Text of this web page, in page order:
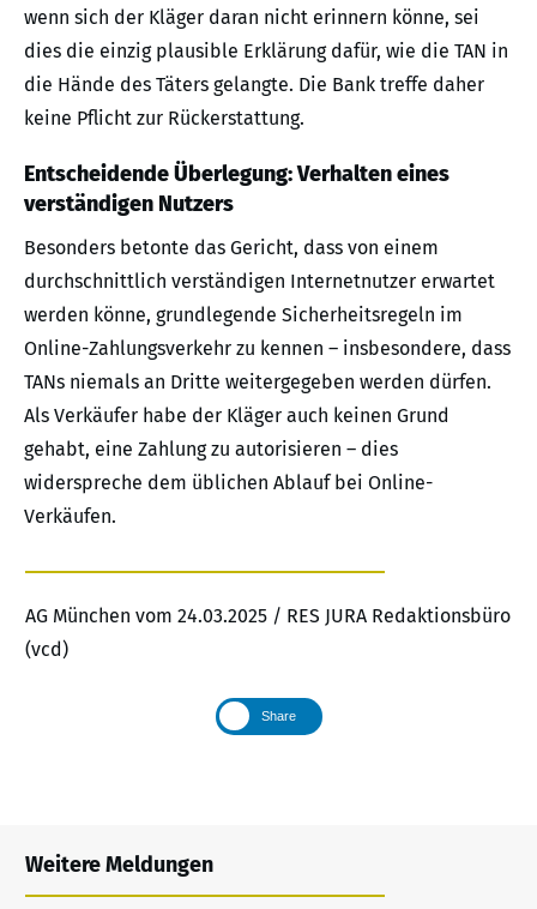
wenn sich der Kläger daran nicht erinnern könne, sei
dies die einzig plausible Erklärung dafür, wie die TAN in
die Hände des Täters gelangte. Die Bank treffe daher
keine Pflicht zur Rückerstattung.
Entscheidende Überlegung: Verhalten eines
verständigen Nutzers
Besonders betonte das Gericht, dass von einem
durchschnittlich verständigen Internetnutzer erwartet
werden könne, grundlegende Sicherheitsregeln im
Online-Zahlungsverkehr zu kennen – insbesondere, dass
TANs niemals an Dritte weitergegeben werden dürfen.
Als Verkäufer habe der Kläger auch keinen Grund
gehabt, eine Zahlung zu autorisieren – dies
widerspreche dem üblichen Ablauf bei Online-
Verkäufen.
AG München vom 24.03.2025 / RES JURA Redaktionsbüro
(vcd)
Share
Weitere Meldungen